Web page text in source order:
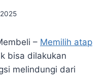
– Memilih atap
bisa dilakukan
melindungi dari